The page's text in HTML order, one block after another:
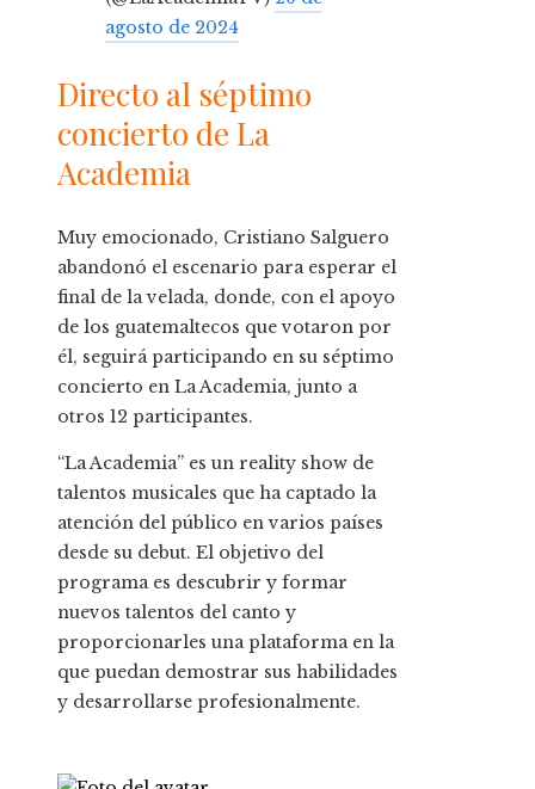
agosto de 2024
Directo al séptimo
concierto de La
Academia
Muy emocionado, Cristiano Salguero
abandonó el escenario para esperar el
final de la velada, donde, con el apoyo
de los guatemaltecos que votaron por
él, seguirá participando en su séptimo
concierto en La Academia, junto a
otros 12 participantes.
“La Academia” es un reality show de
talentos musicales que ha captado la
atención del público en varios países
desde su debut. El objetivo del
programa es descubrir y formar
nuevos talentos del canto y
proporcionarles una plataforma en la
que puedan demostrar sus habilidades
y desarrollarse profesionalmente.